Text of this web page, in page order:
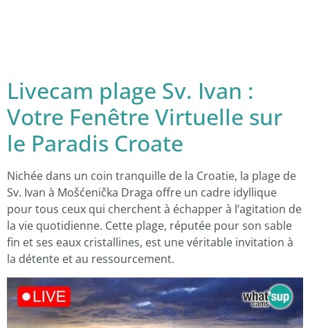
Livecam plage Sv. Ivan :
Votre Fenêtre Virtuelle sur
le Paradis Croate
Nichée dans un coin tranquille de la Croatie, la plage de
Sv. Ivan à Mošćenička Draga offre un cadre idyllique
pour tous ceux qui cherchent à échapper à l’agitation de
la vie quotidienne. Cette plage, réputée pour son sable
fin et ses eaux cristallines, est une véritable invitation à
la détente et au ressourcement.